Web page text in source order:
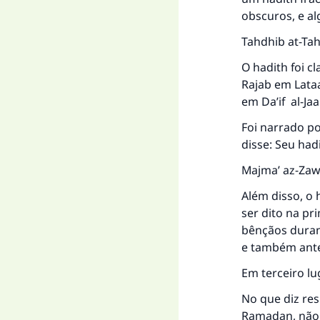
obscuros, e
Tahdhib at-
O hadith foi
Rajab em
em Da’if al-
Foi narrado
disse: Seu
Majma’ az-
Além disso, o
ser dito na
bênçãos
e também
Em terceiro
No que diz
Ramadan,